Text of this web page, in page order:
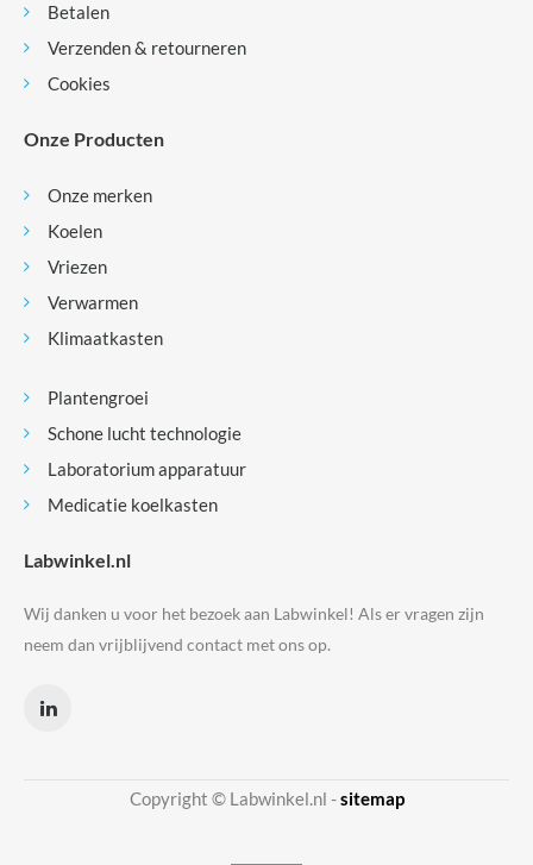
Betalen
Verzenden & retourneren
Cookies
Onze Producten
Onze merken
Koelen
Vriezen
Verwarmen
Klimaatkasten
Plantengroei
Schone lucht technologie
Laboratorium apparatuur
Medicatie koelkasten
Labwinkel.nl
Wij danken u voor het bezoek aan Labwinkel! Als er vragen zijn
neem dan vrijblijvend contact met ons op.
Copyright © Labwinkel.nl -sitemap